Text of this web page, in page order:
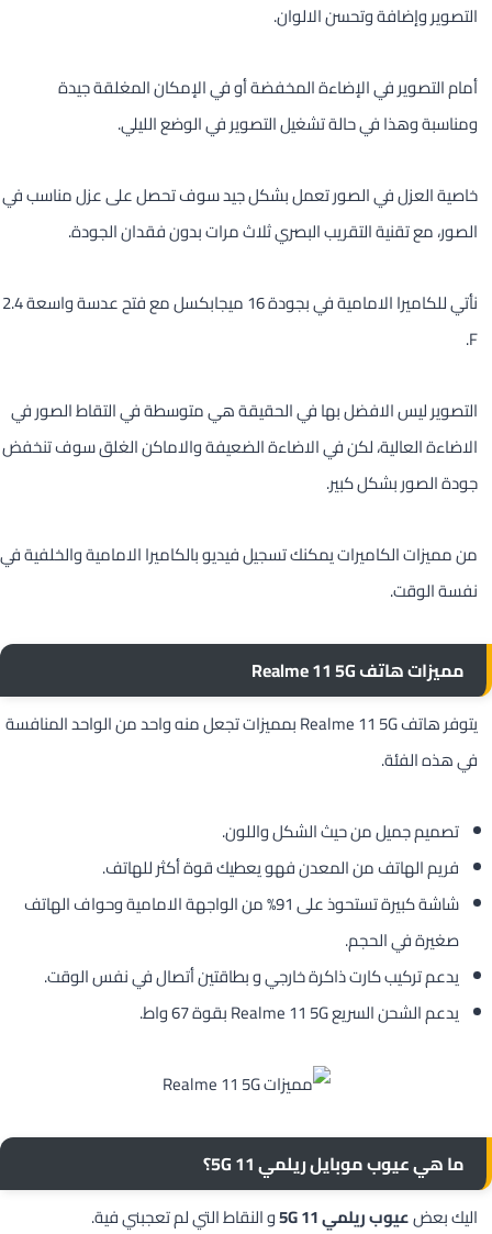
التصوير وإضافة وتحسن الالوان.
أمام التصوير في الإضاءة المخفضة أو في الإمكان المغلقة جيدة
ومناسبة وهذا في حالة تشغيل التصوير في الوضع الليلي.
خاصية العزل في الصور تعمل بشكل جيد سوف تحصل على عزل مناسب في
الصور، مع تقنية التقريب البصري ثلاث مرات بدون فقدان الجودة.
نأتي للكاميرا الامامية في بجودة 16 ميجابكسل مع فتح عدسة واسعة 2.4
F.
التصوير ليس الافضل بها في الحقيقة هي متوسطة في التقاط الصور في
الاضاءة العالية، لكن في الاضاءة الضعيفة والاماكن الغلق سوف تنخفض
جودة الصور بشكل كبير.
من مميزات الكاميرات يمكنك تسجيل فيديو بالكاميرا الامامية والخلفية في
نفسة الوقت.
مميزات هاتف Realme 11 5G
يتوفر هاتف Realme 11 5G بمميزات تجعل منه واحد من الواحد المنافسة
في هذه الفئة.
تصميم جميل من حيث الشكل واللون.
فريم الهاتف من المعدن فهو يعطيك قوة أكثر للهاتف.
شاشة كبيرة تستحوذ على 91% من الواجهة الامامية وحواف الهاتف
صغيرة في الحجم.
يدعم تركيب كارت ذاكرة خارجي و بطاقتين أتصال في نفس الوقت.
يدعم الشحن السريع Realme 11 5G بقوة 67 واط.
ما هي عيوب موبايل ريلمي 11 5G؟
اليك بعضعيوب ريلمي 11 5G و النقاط التي لم تعجبني فية.